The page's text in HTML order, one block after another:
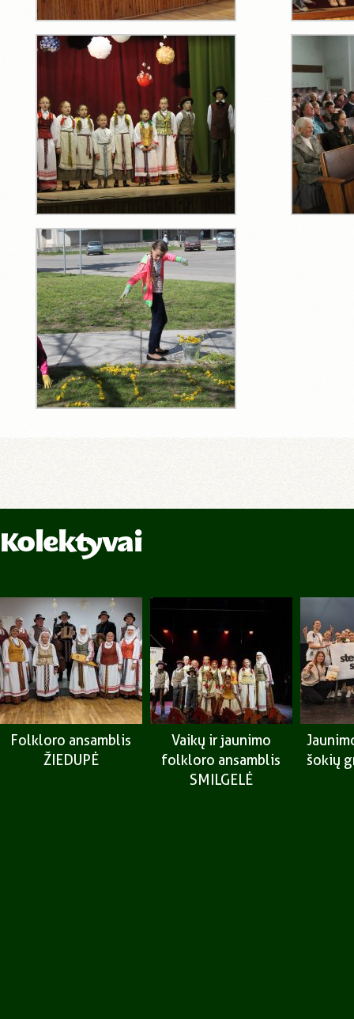
Kolektyvai
Folkloro ansamblis
ŽIEDUPĖ
Vaikų ir jaunimo
folkloro ansamblis
SMILGELĖ
šokių